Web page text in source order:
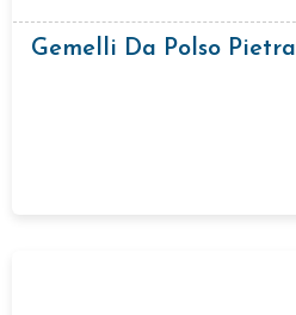
Gemelli Da Polso Pietra